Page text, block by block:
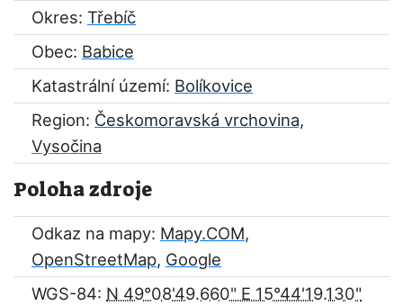
Okres: Třebíč
Obec: Babice
Katastrální území: Bolíkovice
Region: Českomoravská vrchovina,
Vysočina
Poloha zdroje
Odkaz na mapy: Mapy.COM,
OpenStreetMap, Google
WGS-84: N 49°08'49.660" E 15°44'19.130"